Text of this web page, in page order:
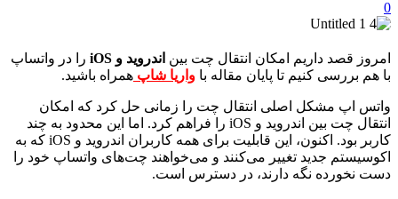
0
امروز قصد داریم امکان انتقال چت بین اندروید و iOS
را در واتساپ
با هم بررسی کنیم تا پایان مقاله با واریا شاپ همراه باشید.
واتس اپ مشکل اصلی انتقال چت را زمانی حل کرد که امکان
انتقال چت بین اندروید و iOS را فراهم کرد. اما این محدود به چند
کاربر بود. اکنون، این قابلیت برای همه کاربران اندروید و iOS که به
اکوسیستم جدید تغییر می‌کنند و می‌خواهند چت‌های واتساپ خود را
دست نخورده نگه دارند، در دسترس است.